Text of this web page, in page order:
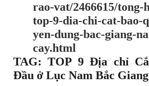
rao-vat/2466615/tong-
top-9-dia-chi-cat-bao-
yen-dung-bac-giang-
cay.html
TAG: TOP 9 Địa chỉ
Đầu ở Lục Nam Bắc Giang